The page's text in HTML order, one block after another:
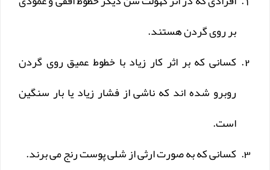
بر روی گردن هستند.
کسانی که بر اثر کار زیاد با خطوط عمیق روی گردن
روبرو شده اند که ناشی از فشار زیاد یا بار سنگین
است.
کسانی که به صورت ارثی از شلی پوست رنج می برند.